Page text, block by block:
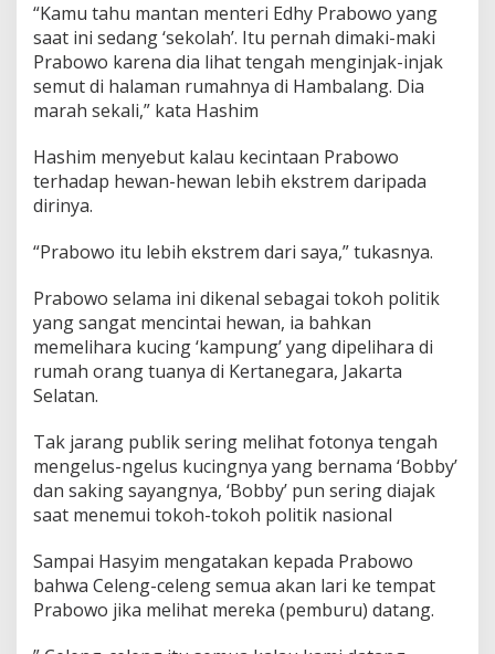
“Kamu tahu mantan menteri Edhy Prabowo yang
saat ini sedang ‘sekolah’. Itu pernah dimaki-maki
Prabowo karena dia lihat tengah menginjak-injak
semut di halaman rumahnya di Hambalang. Dia
marah sekali,” kata Hashim
Hashim menyebut kalau kecintaan Prabowo
terhadap hewan-hewan lebih ekstrem daripada
dirinya.
“Prabowo itu lebih ekstrem dari saya,” tukasnya.
Prabowo selama ini dikenal sebagai tokoh politik
yang sangat mencintai hewan, ia bahkan
memelihara kucing ‘kampung’ yang dipelihara di
rumah orang tuanya di Kertanegara, Jakarta
Selatan.
Tak jarang publik sering melihat fotonya tengah
mengelus-ngelus kucingnya yang bernama ‘Bobby’
dan saking sayangnya, ‘Bobby’ pun sering diajak
saat menemui tokoh-tokoh politik nasional
Sampai Hasyim mengatakan kepada Prabowo
bahwa Celeng-celeng semua akan lari ke tempat
Prabowo jika melihat mereka (pemburu) datang.